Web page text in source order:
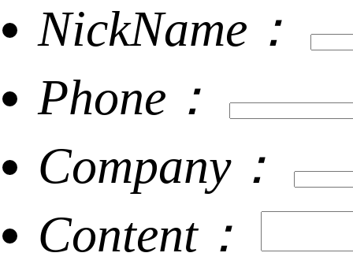
NickName：
Phone：
Company：
Content：